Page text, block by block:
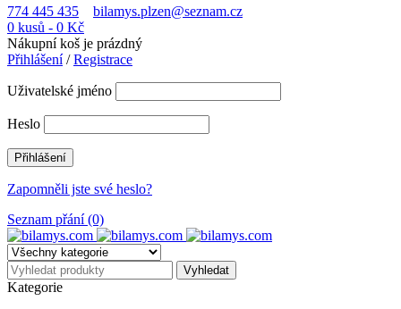
774 445 435
bilamys.plzen@seznam.cz
0 kusů - 0 Kč
Nákupní koš je prázdný
Přihlášení/Registrace
Uživatelské jméno
Heslo
Zapomněli jste své heslo?
Seznam přání (0)
Kategorie